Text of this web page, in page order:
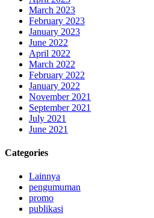
March 2023
February 2023
January 2023
June 2022
April 2022
March 2022
February 2022
January 2022
November 2021
September 2021
July 2021
June 2021
Categories
Lainnya
pengumuman
promo
publikasi